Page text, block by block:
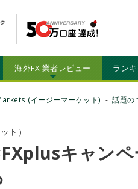
海外FX 業者レビュー ラン
(イージーマーケット) 話題の
ト）
キャンペ